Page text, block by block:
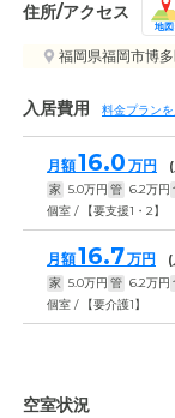
住所/アクセス
地図
福岡県福岡市博
入居費用 料金プラン
月額16.0 万円
家 5.0万円 管 6.2万円
個室 / 【要支援1・2】
月額16.7万円 (
家 5.0万円 管 6.2万円
個室 / 【要介護1】
空室状況